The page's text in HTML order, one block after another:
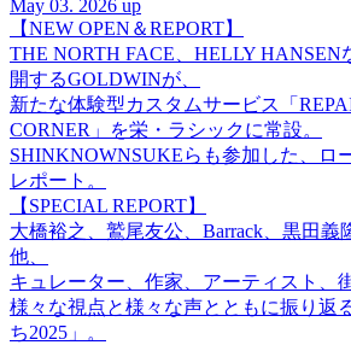
May 03. 2026 up
【NEW OPEN＆REPORT】
THE NORTH FACE、HELLY HANSEN
開するGOLDWINが、
新たな体験型カスタムサービス「
CORNER」を栄・ラシックに常設。
SHINKNOWNSUKEらも参加した、ロ
レポート。
【SPECIAL REPORT】
大橋裕之、鷲尾友公、Barrack、黒田義
他、
キュレーター、作家、アーティスト、
様々な視点と様々な声とともに振り返
ち2025」。